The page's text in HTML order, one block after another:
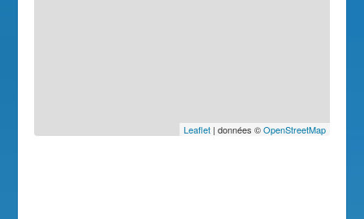
Leaflet| données ©OpenStreetMap